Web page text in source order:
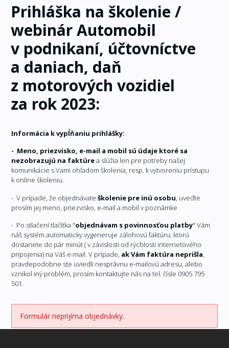
Prihláška na školenie /
webinár Automobil
v podnikaní, účtovníctve
a daniach, daň
z motorových vozidiel
za rok 2023:
Informácia k vypĺňaniu prihlášky:
- Meno, priezvisko, e-mail a mobil sú údaje ktoré sa
nezobrazujú na faktúrea slúžia len pre potreby našej
komunikácie s Vami ohľadom školenia, resp. k vytvoreniu prístupu
k online školeniu.
- V prípade, že objednávateškolenie pre inú osobu, uveďte
prosím jej meno, priezvisko, e-mail a mobil v poznámke
- Po stlačení tlačítka "objednávam s povinnosťou platby" Vám
náš systém automaticky vygeneruje zálohovú faktúru, ktorú
dostanete do pár minút ( v závislosti od rýchlosti internetového
pripojenia) na Váš e-mail. V prípade, ak Vám faktúra neprišla,
pravdepodobne ste uviedli nesprávnu e-mailovú adresu, alebo
vznikol iný problém, prosím kontaktujte nás na tel. čísle 0905 795
501.
Formulár neprijíma objednávky.